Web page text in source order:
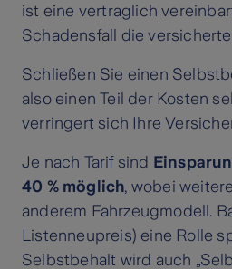
ist eine vertraglich
Schadensfall die
Schließen Sie einen
also einen Teil der Kosten
verringert sich Ihre
Je nach Tarif sind
40 % möglich, wobei
anderem Fahrzeugmodell.
Listenneupreis) eine Rolle
Selbstbehalt wird auch